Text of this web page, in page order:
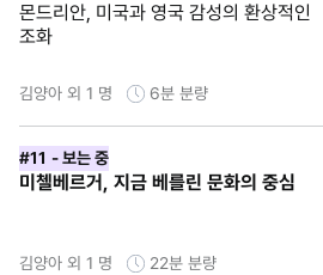
몬드리안, 미국과 영국 감성의 환상적인
조화
김양아 외 1 명 6분 분량
#11 - 보는 중
미첼베르거, 지금 베를린 문화의 중심
김양아 외 1 명 22분 분량